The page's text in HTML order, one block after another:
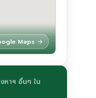
Maps →
าฯ อื่นๆ ใน